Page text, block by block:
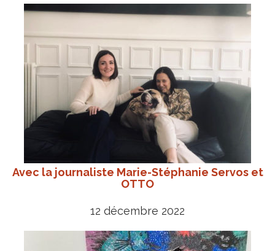
Avec la journaliste Marie-Stéphanie Servos et
OTTO
12 décembre 2022